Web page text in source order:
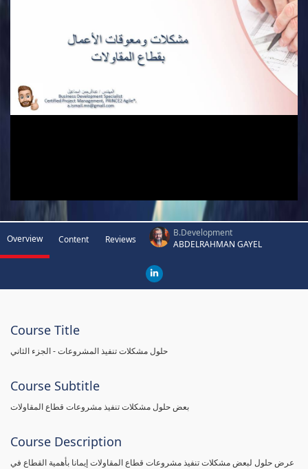
Overview Content Reviews
B.Development
ABDELRAHMAN GAYEL
Course Title
حلول مشكلات تنفيذ المشروعات - الجزء الثاني
Course Subtitle
بعض حلول مشكلات تنفيذ مشروعات قطاع المقاولات
Course Description
عرض حلول لبعض مشكلات تنفيذ مشروعات قطاع المقاولات إيمانا بأهمية القطاع في